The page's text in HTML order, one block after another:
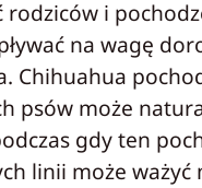
rodziców i
na wagę
Chihuahua
psów może
gdy ten
linii może ważyć